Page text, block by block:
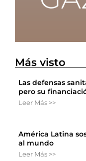
Más visto
Las defensas
pero su
Leer Más >>
América Latina
al mundo
Leer Más >>